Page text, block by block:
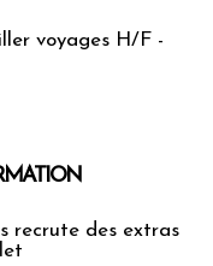
voyages H/F -
recrute des extras